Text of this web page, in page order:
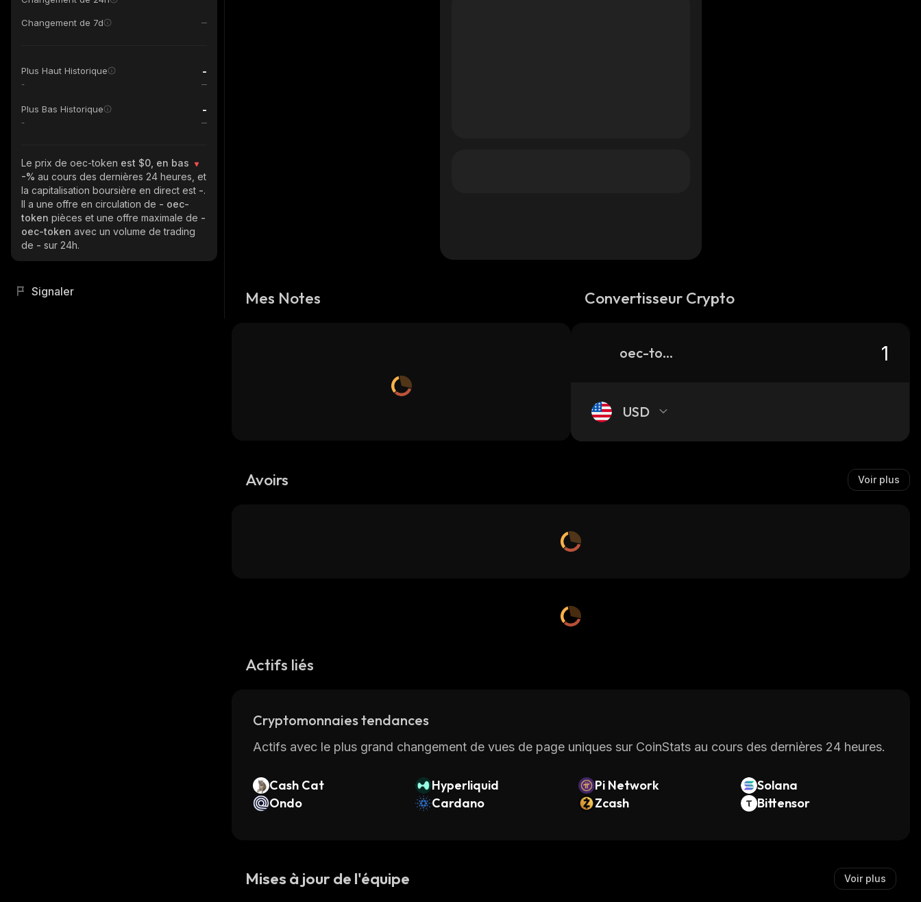
Changement de 7d
Plus Haut Historique -
-
Plus Bas Historique -
-
Le prix de oec-token est $0, en bas
-% au cours des dernières 24 heures, et
la capitalisation boursière en direct est -.
Il a une offre en circulation de - oec-
token pièces et une offre maximale de -
oec-token avec un volume de trading
de - sur 24h.
Signaler Mes Notes Convertisseur Crypto
oec-token
USD
Avoirs Voir plus
Actifs liés
Cryptomonnaies tendances
Actifs avec le plus grand changement de vues de page uniques sur CoinStats au cours des dernières 24 heures.
Cash Cat Hyperliquid Pi Network
Solana
Ondo
Cardano Zcash Bittensor
Mises à jour de l'équipe Voir plus